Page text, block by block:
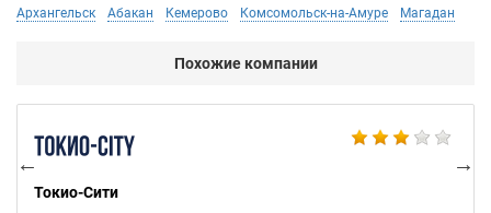
Архангельск
Абакан Кемерово Комсомольск-на-Амуре Магадан
Похожие компании
Токио-Сити